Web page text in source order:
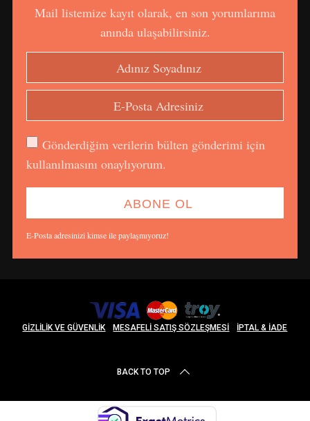
Mail listemize kayıt olarak, en son yorumlarıma
anında ulaşabilirsiniz.
Gönderdiğim verilerin bülten gönderimi için
kullanılmasını onaylıyorum.
E-Posta adresinizi kimse ile paylaşmıyoruz!
GIZLILIK VE GÜVENLIK MESAFELI SATIŞ SÖZLEŞMESI İPTAL & İADE
BACK TO TOP